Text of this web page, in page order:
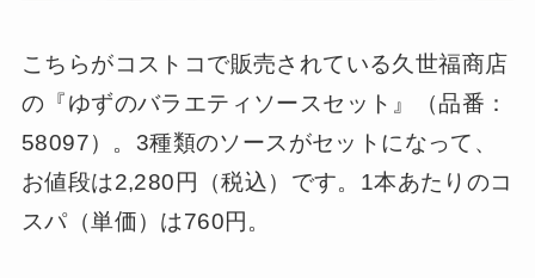
こちらがコストコで販売されている久世福商店
の『ゆずのバラエティソースセット』（品番：
58097）。3種類のソースがセットになって、
お値段は2,280円（税込）です。1本あたりのコ
スパ（単価）は760円。